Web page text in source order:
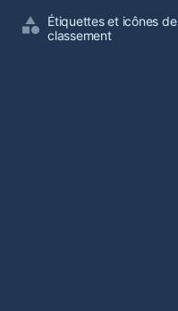
Étiquettes et icônes de
classement